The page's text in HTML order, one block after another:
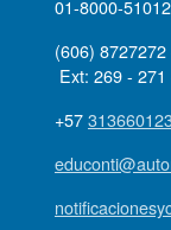
01-8000-
(606)
Ext: 269 -
+57